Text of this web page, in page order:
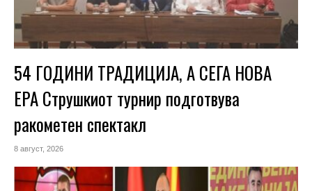
54 ГОДИНИ ТРАДИЦИЈА, А СЕГА НОВА
ЕРА Струшкиот турнир подготвува
ракометен спектакл
8 август, 2026